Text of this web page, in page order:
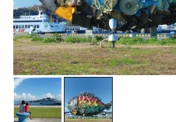
蒜山ショコラクッキー
せとうちのおいしいシリ
生スフレ ふわり～ぬ
第12回 挑戦 第11回 せ
第10回 岡山・備後の果物 第9回 岡山
第8回 岡山市 第7回 美作
第6回
第4回 倉敷市/玉野市/浅口市/里庄町
地酒列車
スローライフ列車